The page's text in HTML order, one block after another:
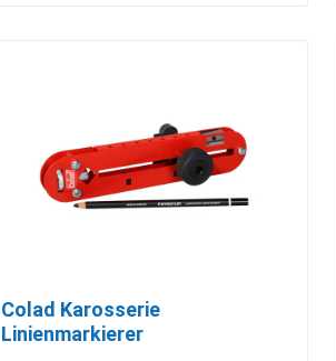
Colad Karosserie
Linienmarkierer